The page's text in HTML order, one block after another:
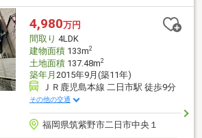
は月平均約13161円。オール電化住宅のた
にもやさしい住まいです。
4,980万円
間取り 4LDK
建物面積133m2
土地面積137.48m2
築年月 2015年9月(築11年)
ＪＲ鹿児島本線 二日市駅 徒歩9分
その他の交通
福岡県筑紫野市二日市中央１